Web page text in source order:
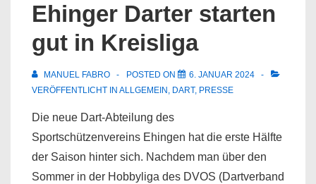
Ehinger Darter starten
gut in Kreisliga
MANUEL FABRO POSTED ON
6. JANUAR 2024
VERÖFFENTLICHT IN ALLGEMEIN , DART, PRESSE
Die neue Dart-Abteilung des
Sportschützenvereins Ehingen hat die erste Hälfte
der Saison hinter sich. Nachdem man über den
Sommer in der Hobbyliga des DVOS (Dartverband